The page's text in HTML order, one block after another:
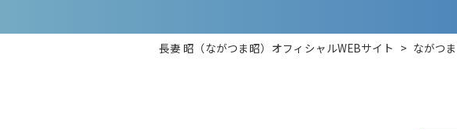
長妻 昭（ながつま昭）オフィシャルWEBサイト > ながつ